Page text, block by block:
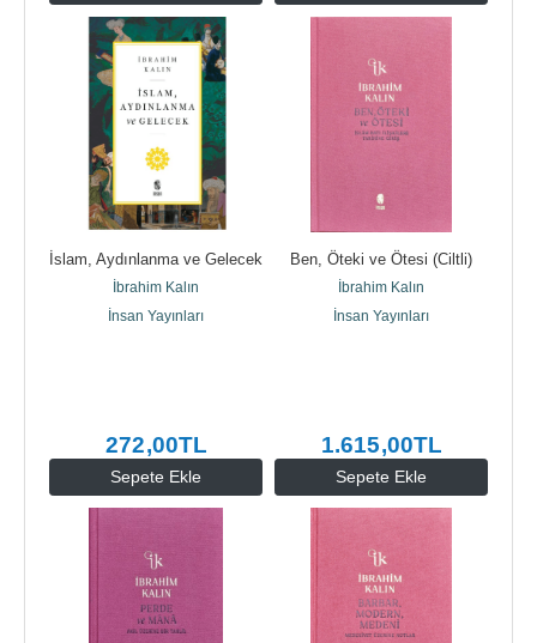
Sepete Ekle
İslam, Aydınlanma ve Gelecek
İbrahim Kalın
İnsan Yayınları
272,00TL
Sepete Ekle
Ben, Öteki ve Ötesi (Ciltli)
İbrahim Kalın
İnsan Yayınları
1.615,00TL